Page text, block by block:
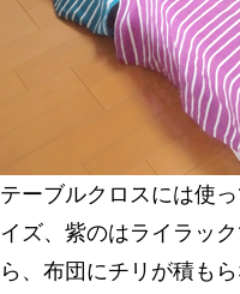
ーブルクロスには使
ズ、紫のはライラッ
、布団にチリが積も